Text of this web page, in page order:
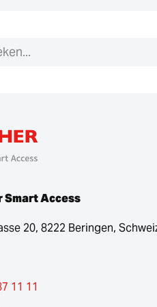
Smart Access
20, 8222 Beringen,
11 11